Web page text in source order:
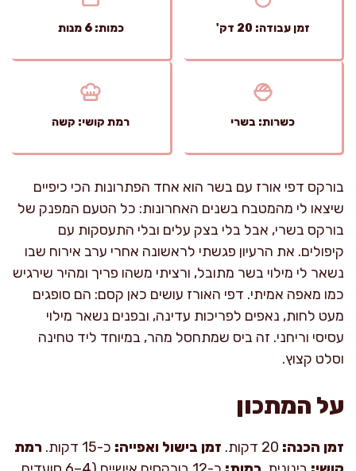
זמן עבודה: 20 דק' כמות: 6 מנות
כשרות: בשרי רמת קושי: קשה
בורקס דפי אורז עם בשר הוא אחד הפתרונות הכי כיפיים
שיצאו לי מהמטבח בשנים האחרונות: כל הטעם המפנק של
בורקס בשרי, אבל בלי בצק עלים ובלי התעסקות עם
קיפולים. את הרעיון פגשתי לראשונה אחרי ערב אירוח שבו
נשאר לי מילוי בשר מתובל, ורציתי משהו פריך ומהיר שירגיש
כמו מאפה אמיתי. דפי האורז עושים כאן קסם: הם סופגים
מעט לחות, נאפים לפריכות עדינה, ובפנים נשאר מילוי
עסיסי וריחני. זה ביס שמתחסל מהר, במיוחד ליד טחינה
וסלט קצוץ.
על המתכון
זמן הכנה: זמן בישול ואפייה: כ-15 דקות.
רמת